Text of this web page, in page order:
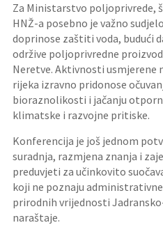
Za Ministarstvo poljoprivrede,
HNŽ-a posebno je važno
doprinose zaštiti voda, budući
održive poljoprivredne
Neretve. Aktivnosti usmjerene
rijeka izravno pridonose
bioraznolikosti i jačanju
klimatske i razvojne pritiske.
Konferencija je još jednom
suradnja, razmjena znanja i
preduvjeti za učinkovito
koji ne poznaju
prirodnih vrijednosti
naraštaje.